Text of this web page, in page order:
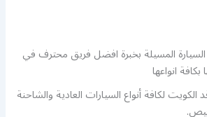
المسيلة بخبرة افضل فريق محترف في
انواعها
لكافة أنواع السيارات العادية والشاحنة